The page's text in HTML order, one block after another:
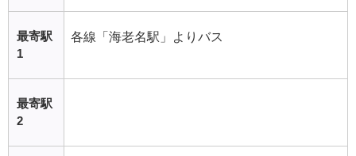
最寄駅
1
各線「海老名駅」よりバス
最寄駅
2